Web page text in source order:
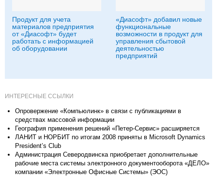
Продукт для учета
материалов предприятия
от «Диасофт» будет
работать с информацией
об оборудовании
«Диасофт» добавил новые
функциональные
возможности в продукт для
управления сбытовой
деятельностью
предприятий
ИНТЕРЕСНЫЕ ССЫЛКИ
Опровержение «Компьюлинк» в связи с публикациями в
средствах массовой информации
География применения решений «Петер-Сервис» расширяется
ЛАНИТ и НОРБИТ по итогам 2008 приняты в Microsoft Dynamics
President’s Club
Администрация Северодвинска приобретает дополнительные
рабочие места системы электронного документооборота «ДЕЛО»
компании «Электронные Офисные Системы» (ЭОС)